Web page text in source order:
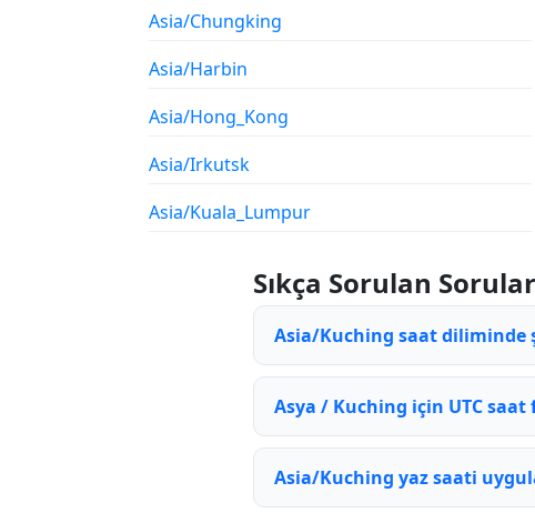
Asia/Chungking
Asia/Harbin
Asia/Hong_Kong
Asia/Irkutsk
Asia/Kuala_Lumpur
Sıkça Sorulan Sorular
Asia/Kuching saat diliminde
Asya / Kuching için UTC saat
Asia/Kuching yaz saati